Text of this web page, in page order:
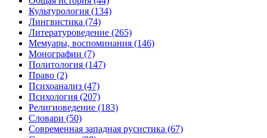
Культурология (134)
Лингвистика (74)
Литературоведение (265)
Мемуары, воспоминания (146)
Монографии (7)
Политология (147)
Право (2)
Психоанализ (47)
Психология (207)
Религиоведение (183)
Словари (50)
Современная западная русистика (67)